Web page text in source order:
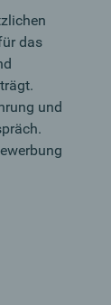
das
und